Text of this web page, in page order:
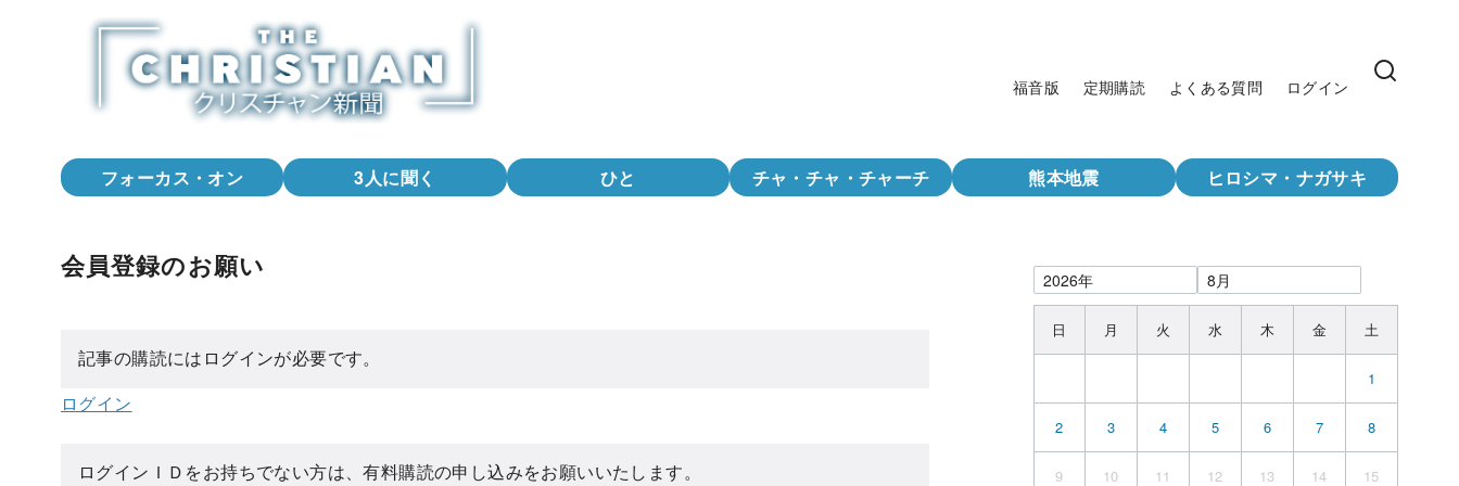
福音版 定期購読 よくある質問 ログイン
フォーカス・オン 3人に聞く ひと チャ・チャ・チャーチ 熊本地震 ヒロシマ・ナガサキ
会員登録のお願い
記事の購読にはログインが必要です。
ログイン
ログインＩＤをお持ちでない方は、有料購読の申し込みをお願いいたします。
日 月 火 水 木 金 土
1
2 3 4 5 6 7 8
9 10 11 12 13 14 15